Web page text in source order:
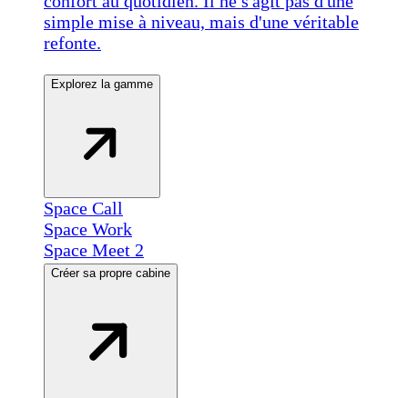
simple mise à niveau, mais d'une véritable
refonte.
Explorez la gamme
Space Call
Space Work
Space Meet 2
Créer sa propre cabine